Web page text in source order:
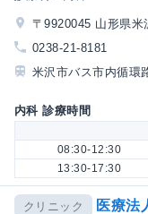
〒9920045 山形県米
0238-21-8181
米沢市バス市内循環
内科 診療時間
08:30-12:30
13:30-17:30
クリニック 医療法